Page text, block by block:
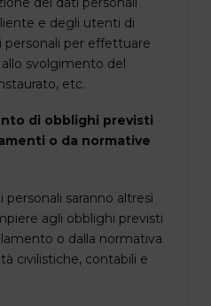
e degli utenti di
personali per effettuare
svolgimento del
etc.
di obblighi previsti
o da normative
saranno altresì
agli obblighi previsti
o dalla normativa
civilistiche, contabili e